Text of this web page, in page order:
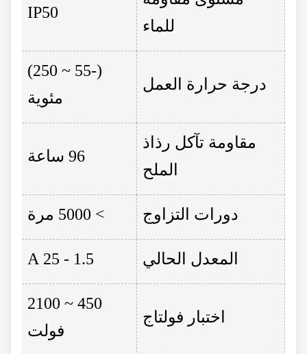
للماء
IP50
درجة حرارة العمل
(-55 ~ 250)
مئوية
مقاومة تآكل رذاذ
الملح
دورات التزاوج
المعدل الحالي
اختبار فولتاج
450 ~ 2100
فولت